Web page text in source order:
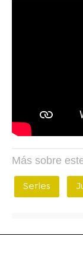
Más sobre
Series